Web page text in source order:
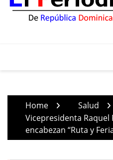
Home
Salud
Vicepresidenta Raquel
encabezan “Ruta y